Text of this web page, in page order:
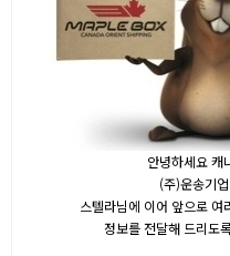
안녕하세요 캐
(주)운송기
스텔라님에 이어 앞으로 여
정보를 전달해 드리도